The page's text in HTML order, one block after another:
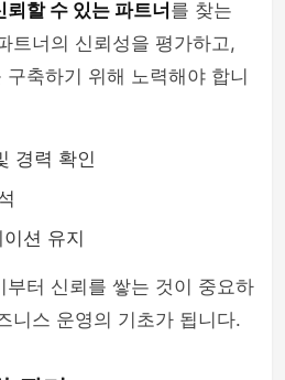
뢰할 수 있는 파트너 를 찾는
트너의 신뢰성을 평가하고,
축하기 위해 노력해야 합니
경력 확인
션 유지
부터 신뢰를 쌓는 것이 중요하
니스 운영의 기초가 됩니다.